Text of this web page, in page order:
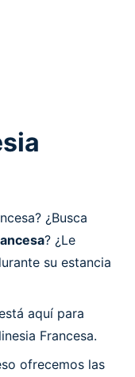
¿Busca
? ¿Le
su estancia
aquí para
Francesa.
ofrecemos las